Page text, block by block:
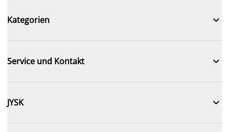
Kategorien 
Service und Kontakt 
JYSK 